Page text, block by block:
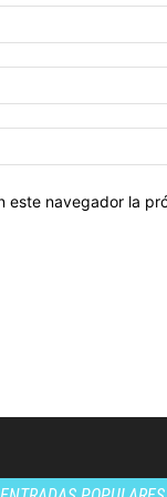
este navegador la